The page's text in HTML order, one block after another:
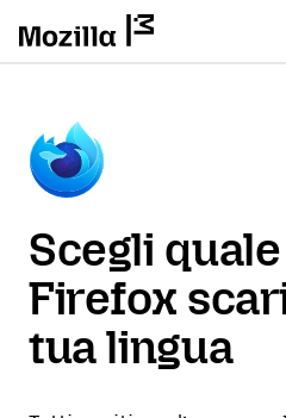
Scegli
Firefox
tua lingua